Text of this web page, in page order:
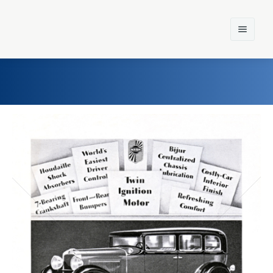
Einst und Heute
Marken
Konzerne
Epoche